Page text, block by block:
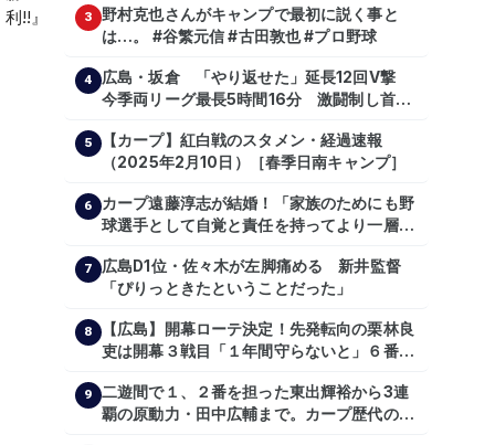
3
野村克也さんがキャンプで最初に説く事と
は…。 #谷繁元信 #古田敦也 #プロ野球
4
広島・坂倉 「やり返せた」延長12回V撃
今季両リーグ最長5時間16分 激闘制し首位
5
【カープ】紅白戦のスタメン・経過速報
（2025年2月10日）［春季日南キャンプ］
6
カープ遠藤淳志が結婚！「家族のためにも野
球選手として自覚と責任を持ってより一層頑
7
広島D1位・佐々木が左脚痛める 新井監督
「ぴりっときたということだった」
8
【広島】開幕ローテ決定！先発転向の栗林良
吏は開幕３戦目「１年間守らないと」６番手
9
二遊間で１、２番を担った東出輝裕から3連
覇の原動力・田中広輔まで。カープ歴代のシ